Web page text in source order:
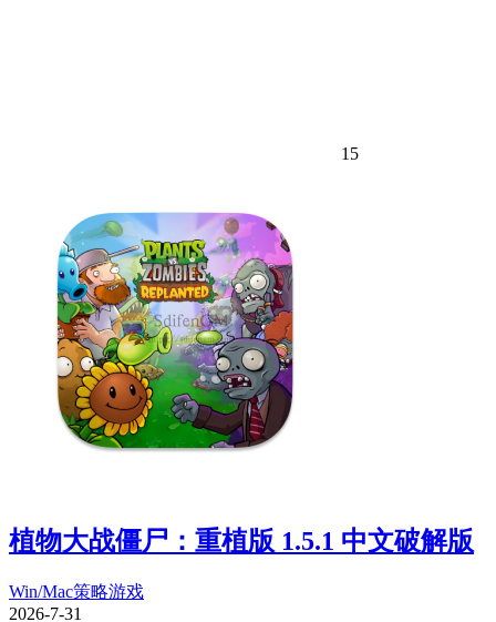
15
植物大战僵尸：重植版 1.5.1 中文破解版
Win/Mac策略游戏
2026-7-31